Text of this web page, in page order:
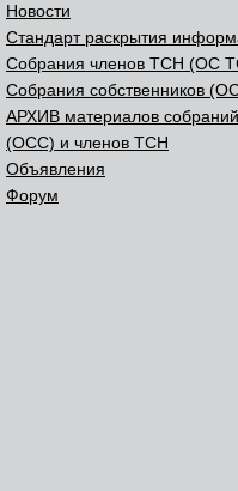
Новости
Стандарт раскрытия
Собрания членов ТСН (ОС
Собрания собственников
АРХИВ материалов собраний
(ОСС) и членов ТСН
Объявления
Форум